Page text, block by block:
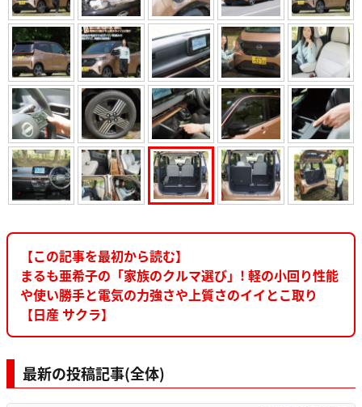
【この記事を最初から読む】
まるも亜希子の「家族のクルマ選び」! 軽の小回り性能
や使い勝手と電気の力強さや上質さのイイとこ取り
【日産 サクラ】
最新の投稿記事(全体)